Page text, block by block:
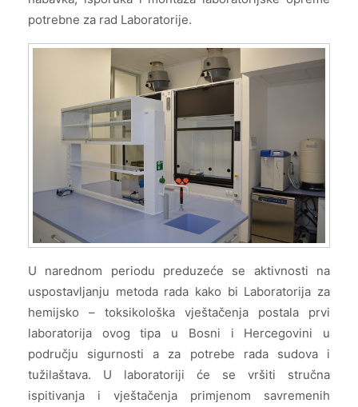
potrebne za rad Laboratorije.
U narednom periodu preduzeće se aktivnosti na
uspostavljanju metoda rada kako bi Laboratorija za
hemijsko – toksikološka vještačenja postala prvi
laboratorija ovog tipa u Bosni i Hercegovini u
području sigurnosti a za potrebe rada sudova i
tužilaštava. U laboratoriji će se vršiti stručna
ispitivanja i vještačenja primjenom savremenih